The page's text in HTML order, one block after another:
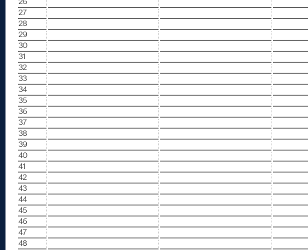
26
27
28
29
30
31
32
33
34
35
36
37
38
39
40
41
42
43
44
45
46
47
48